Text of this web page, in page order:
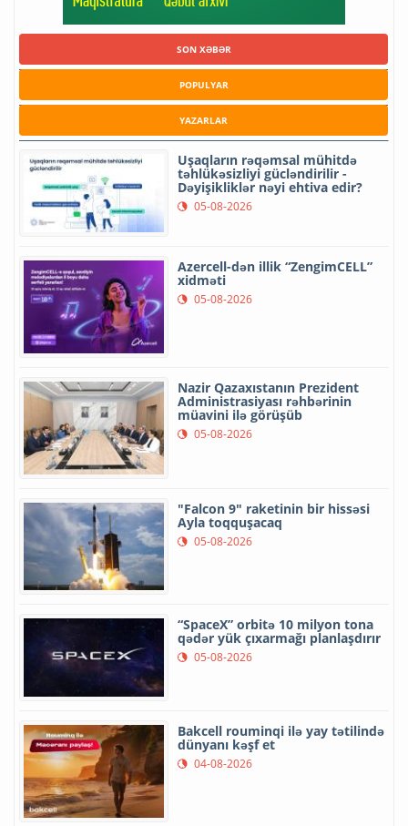
SON XƏBƏR
POPULYAR
YAZARLAR
Uşaqların rəqəmsal mühitdə
təhlükəsizliyi gücləndirilir -
Dəyişikliklər nəyi ehtiva edir?
05-08-2026
Azercell-dən illik “ZengimCELL”
xidməti
05-08-2026
Nazir Qazaxıstanın Prezident
Administrasiyası rəhbərinin
müavini ilə görüşüb
05-08-2026
"Falcon 9" raketinin bir hissəsi
Ayla toqquşacaq
05-08-2026
“SpaceX” orbitə 10 milyon tona
qədər yük çıxarmağı planlaşdırır
05-08-2026
Bakcell rouminqi ilə yay tətilində
dünyanı kəşf et
04-08-2026